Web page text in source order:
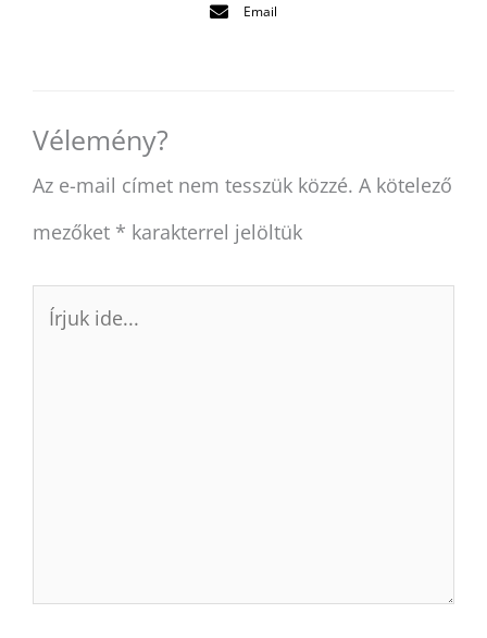
Email
Vélemény?
Az e-mail címet nem tesszük közzé. A kötelező
mezőket * karakterrel jelöltük
Írjuk